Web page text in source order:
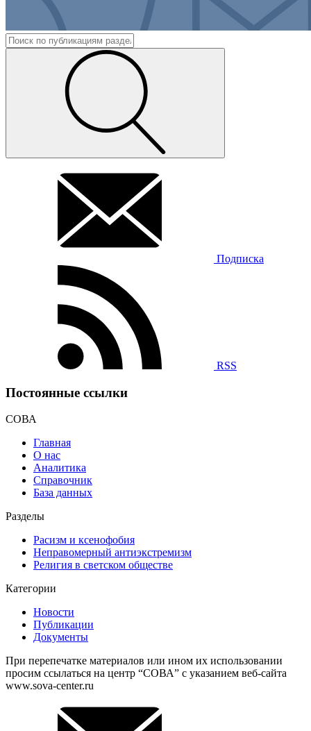
Подписка
RSS
Постоянные ссылки
СОВА
Главная
О нас
Аналитика
Справочник
База данных
Разделы
Расизм и ксенофобия
Неправомерный антиэкстремизм
Религия в светском обществе
Категории
Новости
Публикации
Документы
При перепечатке материалов или ином их использовании
просим ссылаться на центр “СОВА” с указанием веб-сайта
www.sova-center.ru